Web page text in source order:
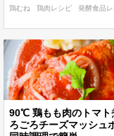
鶏むね 鶏肉レシピ 発酵食品
90℃ 鶏もも肉のトマト
ろごろチーズマッシュ
レシピ検索 加熱時間基準